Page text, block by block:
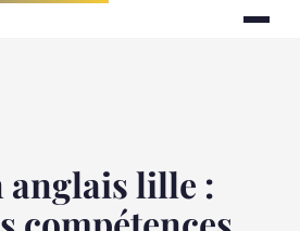
lille :